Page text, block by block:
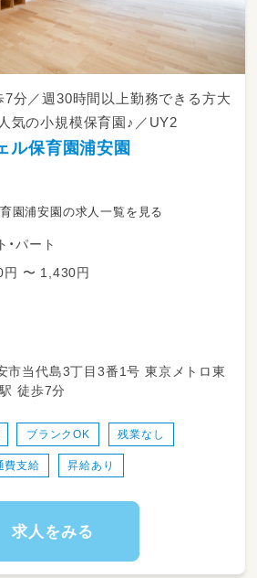
7分／週30時間以上勤務できる方大
気の小規模保育園♪／UY2
ル保育園浦安園
園浦安園の求人一覧を見る
・パート
〜 1,430円
代島3丁目3番1号 東京メトロ東
徒歩7分
ブランクOK 残業なし
費支給 昇給あり
求人をみる